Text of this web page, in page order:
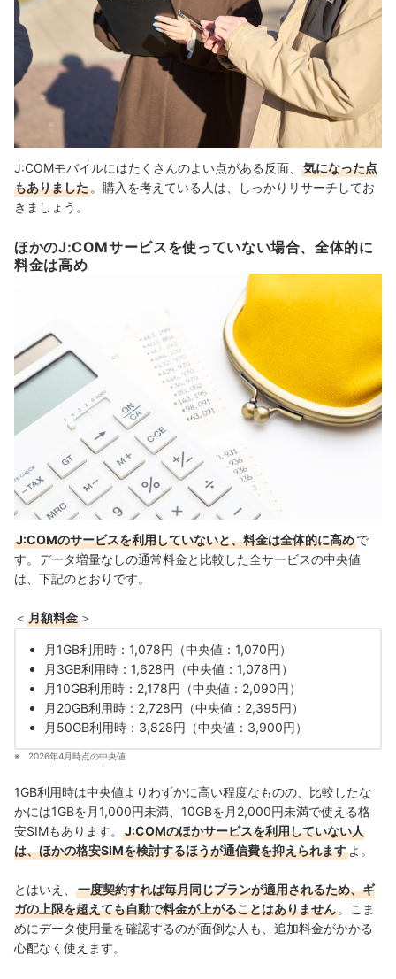
J:COMモバイルにはたくさんのよい点がある反面、
気になった点
もありました。購入を考えている人は、しっかりリサーチしてお
きましょう。
ほかのJ:COMサービスを使っていない場合、全体的に
料金は高め
J:COMのサービスを利用していないと、料金は全体的に高めで
す。データ増量なしの通常料金と比較した全サービスの中央値
は、下記のとおりです。
＜ 月額料金 ＞
月1GB利用時：1,078円（中央値：1,070円）
月3GB利用時：1,628円（中央値：1,078円）
月10GB利用時：2,178円（中央値：2,090円）
月20GB利用時：2,728円（中央値：2,395円）
月50GB利用時：3,828円（中央値：3,900円）
2026年4月時点の中央値
1GB利用時は中央値よりわずかに高い程度なものの、比較したな
かには1GBを月1,000円未満、10GBを月2,000円未満で使える格
安SIMもあります。
J:COMのほかサービスを利用していない人
は、ほかの格安SIMを検討するほうが通信費を抑えられます よ。
とはいえ、
一度契約すれば毎月同じプランが適用されるため、ギ
ガの上限を超えても自動で料金が上がることはありません 。こま
めにデータ使用量を確認するのが面倒な人も、追加料金がかかる
心配なく使えます。